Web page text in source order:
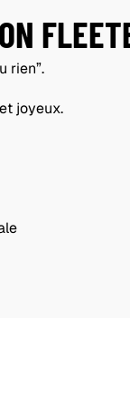
rien”.
joyeux.